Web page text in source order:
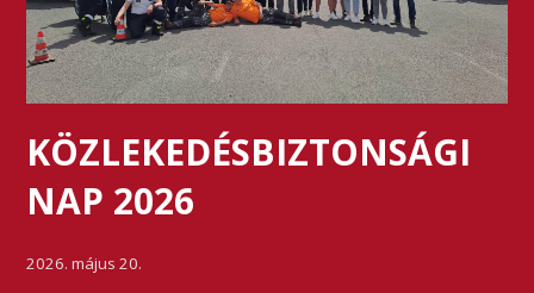
KÖZLEKEDÉSBIZTONSÁGI
NAP 2026
2026. május 20.